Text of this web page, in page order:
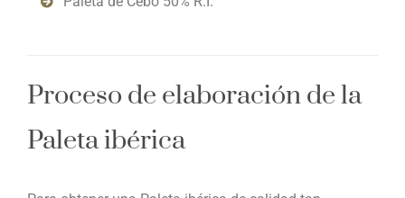
Proceso de elaboración de la
Paleta ibérica